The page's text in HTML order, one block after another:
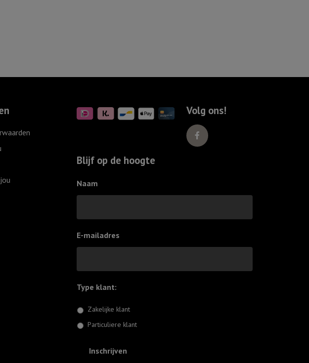
Volg ons!
Blijf op de hoogte
Naam
E-mailadres
Type klant:
Zakelijke klant
Particuliere klant
Inschrijven